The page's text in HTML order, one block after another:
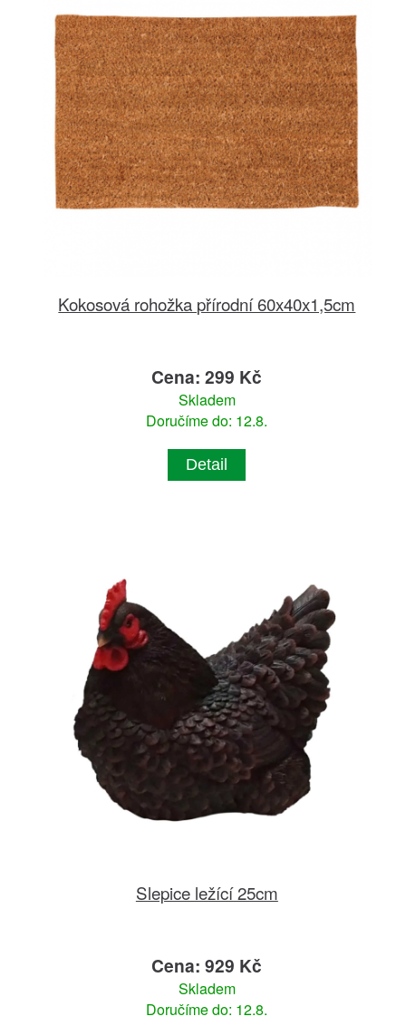
Kokosová rohožka přírodní 60x40x1,5cm
Cena: 299 Kč
Skladem
Doručíme do: 12.8.
Detail
Slepice ležící 25cm
Cena: 929 Kč
Skladem
Doručíme do: 12.8.